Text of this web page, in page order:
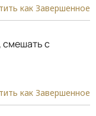
как Завершенное
смешать с
как Завершенное